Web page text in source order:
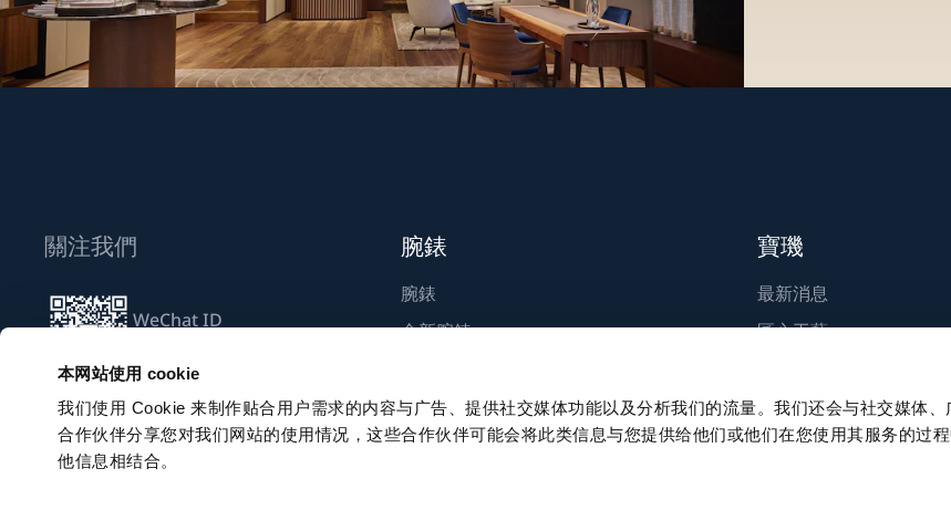
本网站使用 cookie
我们使用 Cookie 来制作贴合用户需求的内容与广告、提供社交媒体功能以及分析我们的流量。我们还会与社交媒体、
合作伙伴分享您对我们网站的使用情况，这些合作伙伴可能会将此类信息与您提供给他们或他们在您使用其服务的过
他信息相结合。
關注我們
WeChat ID
訂閱電子通訊
腕錶
腕錶
全新腕錶
寶璣
最新消息
匠心工藝
永續發展
職涯發展